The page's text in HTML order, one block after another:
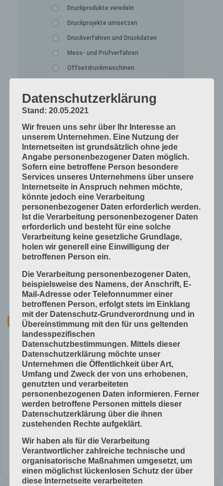
Druckprodukte veredeln
Druckprojekte umsetzen
Druckverfahren und Druckdaten
Mess- und Prüfverfahren
Offsetdruckmaschinen
Verfahrenstechniken
Werkstoffe und Druckmaterialien
Druckverarbeitung
Arbeitsabläufe im Betrieb
Bogen falzen
Bogen schneiden
Einbandmaterialien
Papier, Karton, Pappe, Kunststoffe
Produkte fügen
Produkte handwerklich herstellen
Produkte industriell herstellen
Verfahrenstechniken
Vorprodukte und Produktdaten
Probleme bei der Verarbeitung von
Klebstoffen
Die Tabelle zeigt häufige Probleme in der Produktion, mögliche
Ursachen und Lösungen. Schmelz-Klebstoffe Schmelz-Klebstoffe
Problem Mögliche Ursache Problem-Lösung Faden ziehen
Arbeitstemperatur zu niedrig
LESEN »
Datenschutzerklärung
Stand: 20.05.2021
Wir freuen uns sehr über Ihr Interesse an
unserem Unternehmen. Eine Nutzung der
Internetseiten ist grundsätzlich ohne jede
Angabe personenbezogener Daten möglich.
Sofern eine betroffene Person besondere
Services unseres Unternehmens über unsere
Internetseite in Anspruch nehmen möchte,
könnte jedoch eine Verarbeitung
personenbezogener Daten erforderlich werden.
Ist die Verarbeitung personenbezogener Daten
erforderlich und besteht für eine solche
Verarbeitung keine gesetzliche Grundlage,
holen wir generell eine Einwilligung der
betroffenen Person ein.
Die Verarbeitung personenbezogener Daten,
beispielsweise des Namens, der Anschrift, E-
Mail-Adresse oder Telefonnummer einer
betroffenen Person, erfolgt stets im Einklang
mit der Datenschutz-Grundverordnung und in
Übereinstimmung mit den für uns geltenden
landesspezifischen
Datenschutzbestimmungen. Mittels dieser
Datenschutzerklärung möchte unser
Unternehmen die Öffentlichkeit über Art,
Umfang und Zweck der von uns erhobenen,
genutzten und verarbeiteten
personenbezogenen Daten informieren. Ferner
werden betroffene Personen mittels dieser
Datenschutzerklärung über die ihnen
zustehenden Rechte aufgeklärt.
Wir haben als für die Verarbeitung
Verantwortlicher zahlreiche technische und
organisatorische Maßnahmen umgesetzt, um
einen möglichst lückenlosen Schutz der über
diese Internetseite verarbeiteten